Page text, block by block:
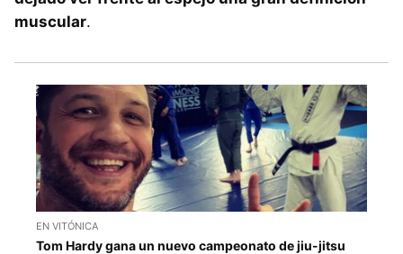
muscular.
EN VITÓNICA
Tom Hardy gana un nuevo campeonato de jiu-jitsu